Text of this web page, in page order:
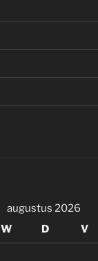
augustus 2026
W D V